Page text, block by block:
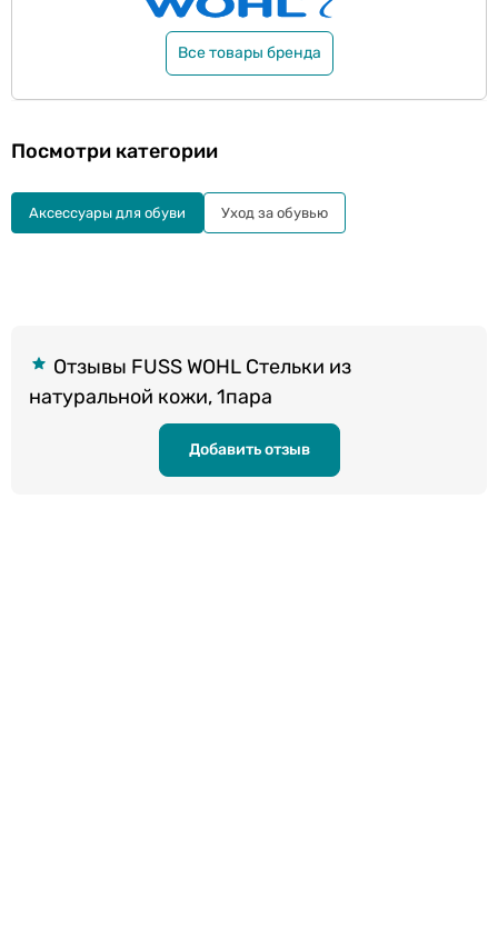
Все товары бренда
Отзывы FUSS WOHL Стельки из
натуральной кожи, 1пара
Добавить отзыв
Посмотри категории
Aксессуары для обуви Уход за обувью